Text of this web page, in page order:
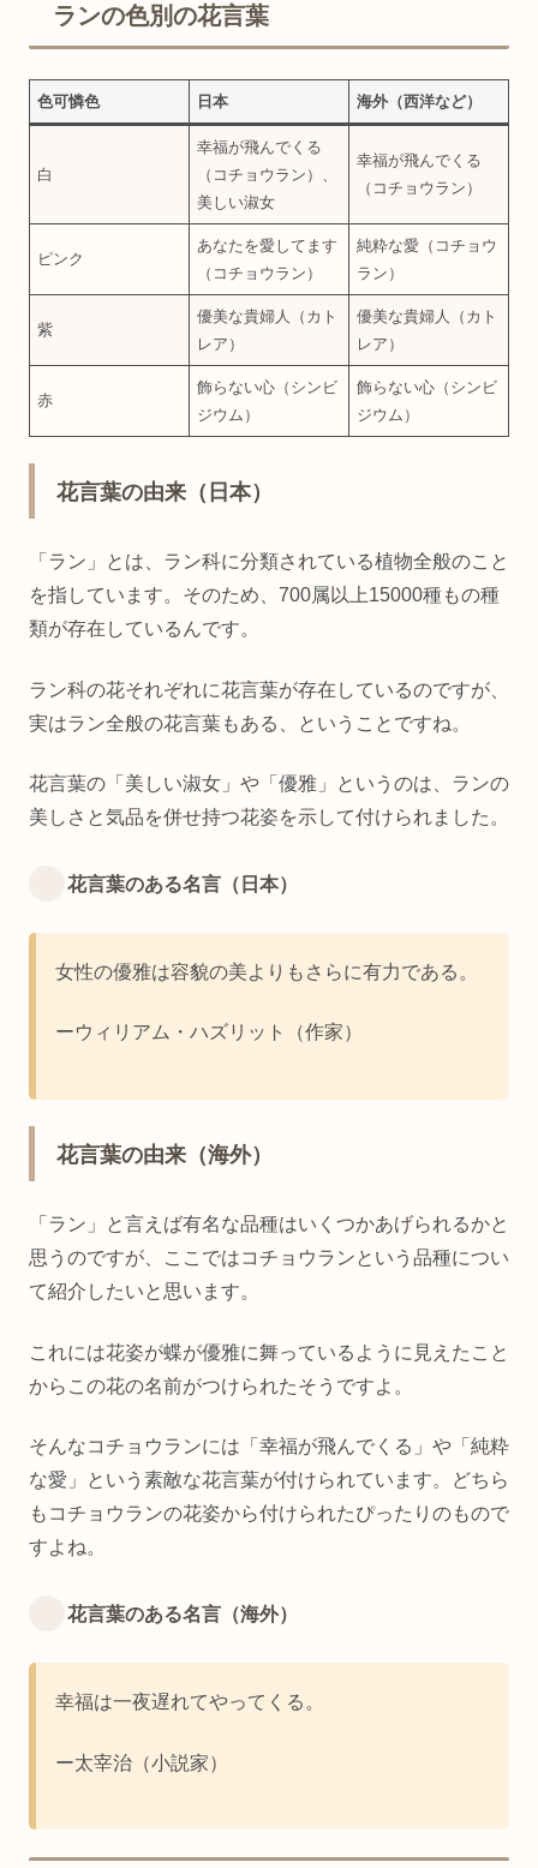
ランの色別の花言葉
色可憐色 日本 海外（西洋など）
白
幸福が飛んでくる
（コチョウラン）、
美しい淑女
幸福が飛んでくる
（コチョウラン）
ピンク
あなたを愛してます
（コチョウラン）
純粋な愛（コチョウ
ラン）
紫
優美な貴婦人（カト
レア）
優美な貴婦人（カト
レア）
赤
飾らない心（シンビ
ジウム）
飾らない心（シンビ
ジウム）
花言葉の由来（日本）
「ラン」とは、ラン科に分類されている植物全般のこと
を指しています。そのため、700属以上15000種もの種
類が存在しているんです。
ラン科の花それぞれに花言葉が存在しているのですが、
実はラン全般の花言葉もある、ということですね。
花言葉の「美しい淑女」や「優雅」というのは、ランの
美しさと気品を併せ持つ花姿を示して付けられました。
花言葉のある名言（日本）
女性の優雅は容貌の美よりもさらに有力である。
ーウィリアム・ハズリット（作家）
花言葉の由来（海外）
「ラン」と言えば有名な品種はいくつかあげられるかと
思うのですが、ここではコチョウランという品種につい
て紹介したいと思います。
これには花姿が蝶が優雅に舞っているように見えたこと
からこの花の名前がつけられたそうですよ。
そんなコチョウランには「幸福が飛んでくる」や「純粋
な愛」という素敵な花言葉が付けられています。どちら
もコチョウランの花姿から付けられたぴったりのもので
すよね。
花言葉のある名言（海外）
幸福は一夜遅れてやってくる。
ー太宰治（小説家）